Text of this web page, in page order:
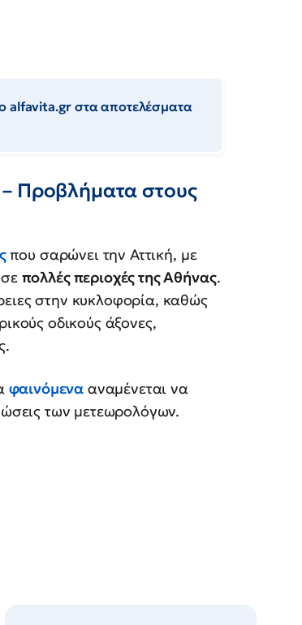
alfavita.gr στα αποτελέσματα
Προβλήματα στους
που σαρώνει την Αττική, με
πολλές περιοχές της Αθήνας.
στην κυκλοφορία, καθώς
οδικούς άξονες,
φαινόμενα αναμένεται να
των μετεωρολόγων.